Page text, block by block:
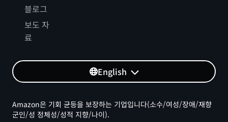
블로그
보도 자
료
English
Amazon은 기회 균등을 보장하는 기업입니다(소수/여성/장애/재향
군인/성 정체성/성적 지향/나이).